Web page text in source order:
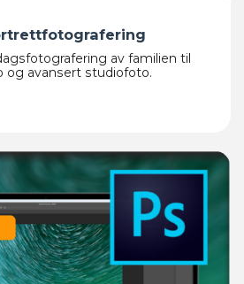
av familien til
og avansert studiofoto.